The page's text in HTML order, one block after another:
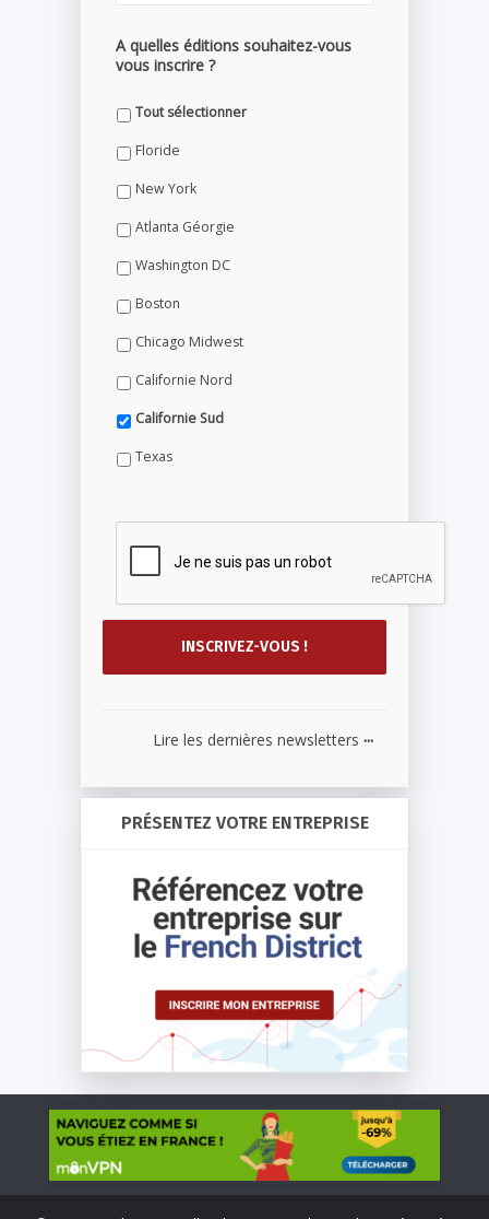
A quelles éditions souhaitez-vous
vous inscrire ?
Tout sélectionner
Floride
New York
Atlanta Géorgie
Washington DC
Boston
Chicago Midwest
Californie Nord
Californie Sud
Texas
Lire les dernières newsletters ...
PRÉSENTEZ VOTRE ENTREPRISE